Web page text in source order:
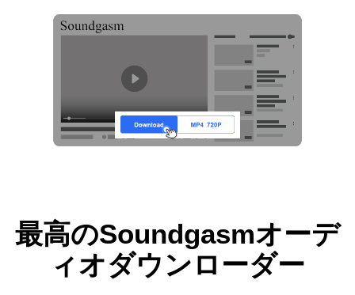
最高のSoundgasmオーデ
ィオダウンローダー